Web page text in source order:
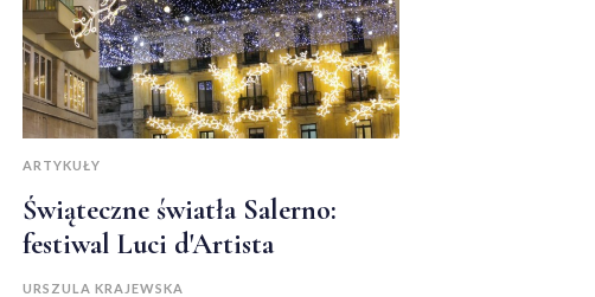
ARTYKUŁY
Świąteczne światła Salerno:
festiwal Luci d'Artista
URSZULA KRAJEWSKA